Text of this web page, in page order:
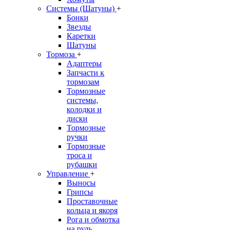
Системы (Шатуны) +
Бонки
Звезды
Каретки
Шатуны
Тормоза +
Адаптеры
Запчасти к
тормозам
Тормозные
системы,
колодки и
диски
Тормозные
ручки
Тормозные
троса и
рубашки
Управление +
Выносы
Грипсы
Проставочные
кольца и якоря
Рога и обмотка